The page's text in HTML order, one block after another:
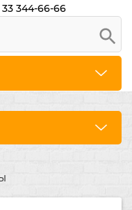
33 344-66-66